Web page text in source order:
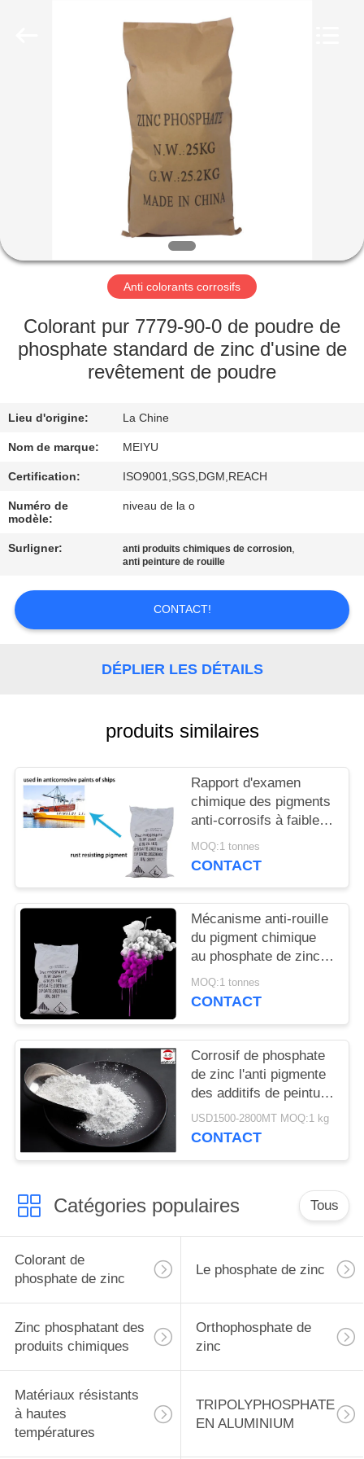
VIDÉOS
PROPOS
DE
VISITE
DE
L'USINE
CONTRÔLE
DE
QUALITÉ
DEMANDEZ
UN
DEVIS
SITE
PRIVACY
POLICY
Anti colorants corrosifs
Colorant pur 7779-90-0 de poudre de
phosphate standard de zinc d'usine de
revêtement de poudre
Lieu d'origine: La Chine
Nom de marque: MEIYU
Certification: ISO9001,SGS,DGM,REACH
Numéro de
modèle:
niveau de la o
Surligner: anti produits chimiques de corrosion,
anti peinture de rouille
CONTACT!
DÉPLIER LES DÉTAILS
produits similaires
Rapport d'examen
chimique des pigments
anti-corrosifs à faible
teneur en zinc
phosphate de métaux
MOQ:1 tonnes
CONTACT
Mécanisme anti-rouille
du pigment chimique
au phosphate de zinc
pour prévenir la
corrosion des métaux
MOQ:1 tonnes
CONTACT
Corrosif de phosphate
de zinc l'anti pigmente
des additifs de peinture
et des additifs de
revêtement
USD1500-2800MT MOQ:1 kg
CONTACT
Catégories populaires Tous
Colorant de
phosphate de zinc
Le phosphate de zinc
Zinc phosphatant des
produits chimiques
Orthophosphate de
zinc
Matériaux résistants
à hautes
températures
TRIPOLYPHOSPHATE
EN ALUMINIUM